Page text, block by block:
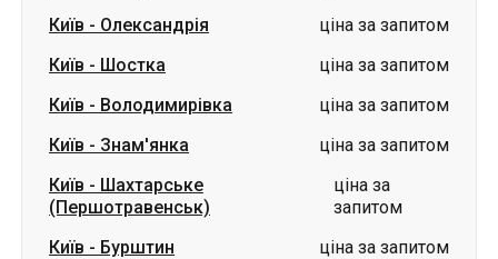
Київ - Олександрія
ціна за запитом
Київ - Шостка
ціна за запитом
Київ - Володимирівка
ціна за запитом
Київ - Знам'янка
ціна за запитом
Київ - Шахтарське
(Першотравенськ)
ціна за
запитом
Київ - Бурштин ціна за запитом